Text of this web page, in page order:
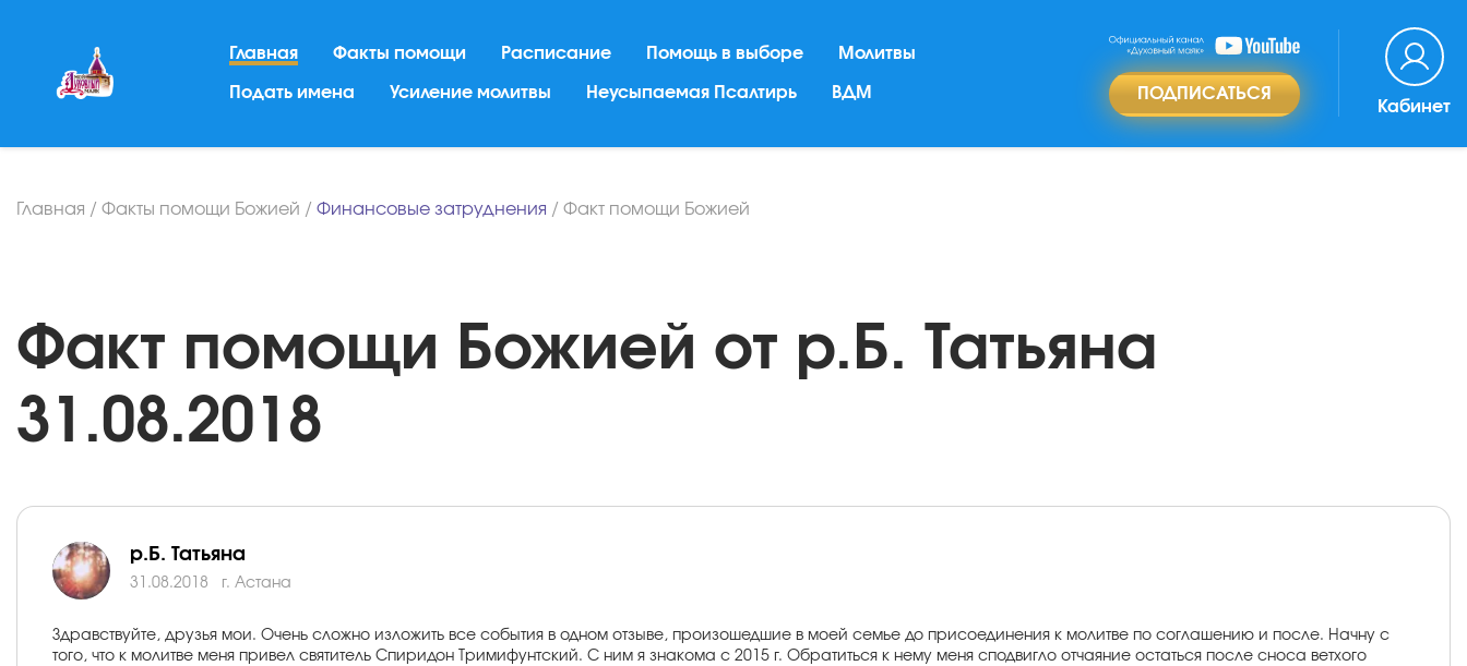
Главная Факты помощи Расписание Помощь в выборе Молитвы
Подать имена Усиление молитвы Неусыпаемая Псалтирь ВДМ ПОДПИСАТЬСЯ
Кабинет
Главная / Факты помощи Божией / Финансовые затруднения / Факт помощи Божией
Факт помощи Божией от р.Б. Татьяна
31.08.2018
р.Б. Татьяна
31.08.2018 г. Астана
Здравствуйте, друзья мои. Очень сложно изложить все события в одном отзыве, произошедшие в моей семье до присоединения к молитве по соглашению и после. Начну с
того, что к молитве меня привел святитель Спиридон Тримифунтский. С ним я знакома с 2015 г. Обратиться к нему меня сподвигло отчаяние остаться после сноса ветхого